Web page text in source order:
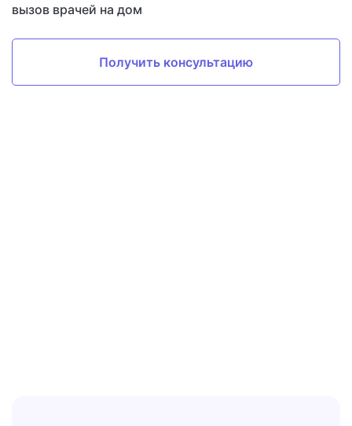
вызов врачей на дом
Получить консультацию